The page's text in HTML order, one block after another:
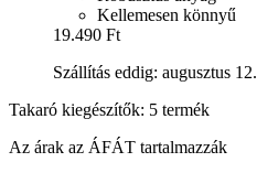
Kellemesen könnyű
19.490 Ft
Szállítás eddig: augusztus 12.
Takaró kiegészítők: 5 termék
Az árak az ÁFÁT tartalmazzák